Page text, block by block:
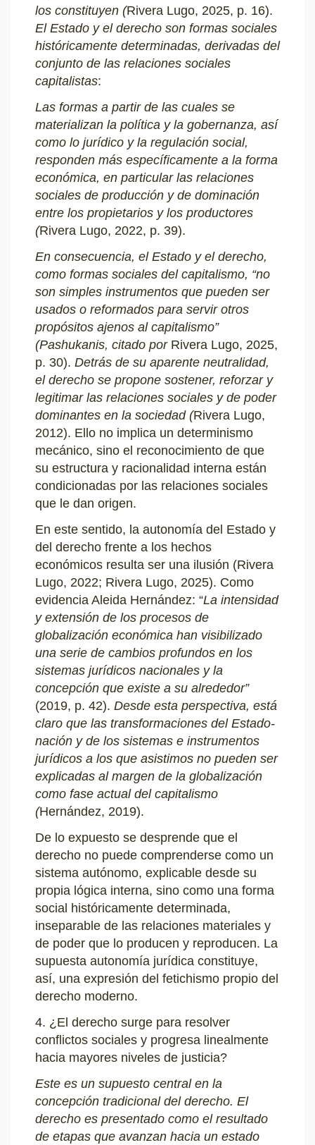
los constituyen (Rivera Lugo, 2025, p. 16).
El Estado y el derecho son formas sociales
históricamente determinadas, derivadas del
conjunto de las relaciones sociales
capitalistas:
Las formas a partir de las cuales se
materializan la política y la gobernanza, así
como lo jurídico y la regulación social,
responden más específicamente a la forma
económica, en particular las relaciones
sociales de producción y de dominación
entre los propietarios y los productores
(Rivera Lugo, 2022, p. 39).
En consecuencia, el Estado y el derecho,
como formas sociales del capitalismo, “no
son simples instrumentos que pueden ser
usados o reformados para servir otros
propósitos ajenos al capitalismo”
(Pashukanis, citado porRivera Lugo, 2025,
p. 30). Detrás de su aparente neutralidad,
el derecho se propone sostener, reforzar y
legitimar las relaciones sociales y de poder
dominantes en la sociedad (Rivera Lugo,
2012). Ello no implica un determinismo
mecánico, sino el reconocimiento de que
su estructura y racionalidad interna están
condicionadas por las relaciones sociales
que le dan origen.
En este sentido, la autonomía del Estado y
del derecho frente a los hechos
económicos resulta ser una ilusión (Rivera
Lugo, 2022; Rivera Lugo, 2025). Como
evidencia Aleida Hernández: “La intensidad
y extensión de los procesos de
globalización económica han visibilizado
una serie de cambios profundos en los
sistemas jurídicos nacionales y la
concepción que existe a su alrededor”
(2019, p. 42). Desde esta perspectiva, está
claro que las transformaciones del Estado-
nación y de los sistemas e instrumentos
jurídicos a los que asistimos no pueden ser
explicadas al margen de la globalización
como fase actual del capitalismo
(Hernández, 2019).
De lo expuesto se desprende que el
derecho no puede comprenderse como un
sistema autónomo, explicable desde su
propia lógica interna, sino como una forma
social históricamente determinada,
inseparable de las relaciones materiales y
de poder que lo producen y reproducen. La
supuesta autonomía jurídica constituye,
así, una expresión del fetichismo propio del
derecho moderno.
4. ¿El derecho surge para resolver
conflictos sociales y progresa linealmente
hacia mayores niveles de justicia?
Este es un supuesto central en la
concepción tradicional del derecho. El
derecho es presentado como el resultado
de etapas que avanzan hacia un estado